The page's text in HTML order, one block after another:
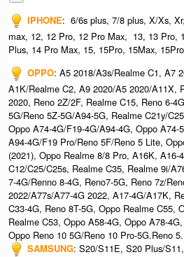
IPHONE: 6/6s plus, 7/8 plus, X/Xs,
max, 12, 12 Pro, 12 Pro Max, 13, 13 Pro,
Plus, 14 Pro Max, 15, 15Pro, 15Max,
OPPO: A5 2018/A3s/Realme C1, A7
A1K/Realme C2, A9 2020/A5 2020/A11X,
2020, Reno 2Z/2F, Realme C15, Reno 6-
5G/Reno 5Z-5G/A94-5G, Realme C21y/
Oppo A74-4G/F19-4G/A94-4G, Oppo A74-
A94-4G/F19 Pro/Reno 5F/Reno 5 Lite,
(2021), Oppo Realme 8/8 Pro, A16K, A16-
C12/C25/C25s, Realme C35, Realme 9i/
7-4G/Renno 8-4G, Reno7-5G, Reno 7z/
2022/A77s/A77-4G 2022, A17-4G/A17K,
C33-4G, Reno 8T-5G, Oppo Realme C55,
Realme C53, Oppo A58-4G, Oppo A78-
Oppo Reno 10 5G/Reno 10 Pro-5G.Reno 5.
SAMSUNG: S20/S11E, S20 Plus/